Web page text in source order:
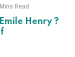
Read
Henry ?